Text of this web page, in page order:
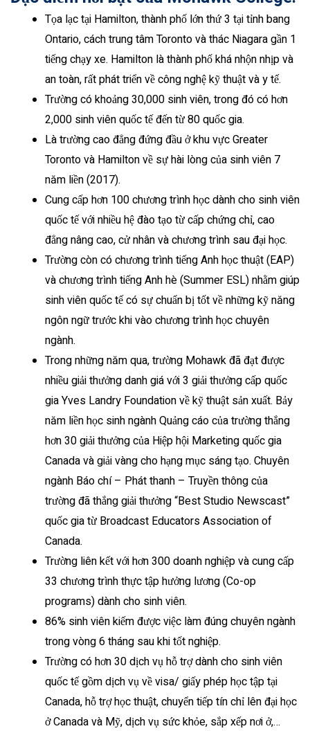
Tọa lạc tại Hamilton, thành phố lớn thứ 3 tại tỉnh bang
Ontario, cách trung tâm Toronto và thác Niagara gần 1
tiếng chạy xe. Hamilton là thành phố khá nhộn nhịp và
an toàn, rất phát triển về công nghệ kỹ thuật và y tế.
Trường có khoảng 30,000 sinh viên, trong đó có hơn
2,000 sinh viên quốc tế đến từ 80 quốc gia.
Là trường cao đẳng đứng đầu ở khu vực Greater
Toronto và Hamilton về sự hài lòng của sinh viên 7
năm liền (2017).
Cung cấp hơn 100 chương trình học dành cho sinh viên
quốc tế với nhiều hệ đào tạo từ cấp chứng chỉ, cao
đẳng nâng cao, cử nhân và chương trình sau đại học.
Trường còn có chương trình tiếng Anh học thuật (EAP)
và chương trình tiếng Anh hè (Summer ESL) nhằm giúp
sinh viên quốc tế có sự chuẩn bị tốt về những kỹ năng
ngôn ngữ trước khi vào chương trình học chuyên
ngành.
Trong những năm qua, trường Mohawk đã đạt được
nhiều giải thưởng danh giá với 3 giải thưởng cấp quốc
gia Yves Landry Foundation về kỹ thuật sản xuất. Bảy
năm liền học sinh ngành Quảng cáo của trường thắng
hơn 30 giải thưởng của Hiệp hội Marketing quốc gia
Canada và giải vàng cho hạng mục sáng tạo. Chuyên
ngành Báo chí – Phát thanh – Truyền thông của
trường đã thắng giải thưởng “Best Studio Newscast”
quốc gia từ Broadcast Educators Association of
Canada.
Trường liên kết với hơn 300 doanh nghiệp và cung cấp
33 chương trình thực tập hưởng lương (Co-op
programs) dành cho sinh viên.
86% sinh viên kiếm được việc làm đúng chuyên ngành
trong vòng 6 tháng sau khi tốt nghiệp.
Trường có hơn 30 dịch vụ hỗ trợ dành cho sinh viên
quốc tế gồm dịch vụ về visa/ giấy phép học tập tại
Canada, hỗ trợ học thuật, chuyển tiếp tín chỉ lên đại học
ở Canada và Mỹ, dịch vụ sức khỏe, sắp xếp nơi ở,…